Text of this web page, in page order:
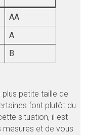
AA
A
B
petite taille de
font plutôt du
situation, il est
et de vous